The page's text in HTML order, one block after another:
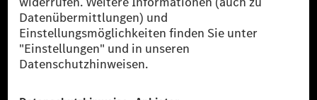
Mehr erfahren